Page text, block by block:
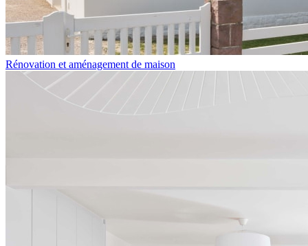
Rénovation et aménagement de maison